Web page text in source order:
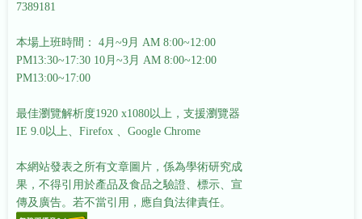
7389181
本場上班時間： 4月~9月 AM 8:00~12:00
PM13:30~17:30 10月~3月 AM 8:00~12:00
PM13:00~17:00
最佳瀏覽解析度1920 x1080以上，支援瀏覽器
IE 9.0以上、Firefox 、Google Chrome
本網站發表之所有文章圖片，係為學術研究成
果，不得引用於產品及食品之驗證、標示、宣
傳及廣告。若不當引用，應自負法律責任。